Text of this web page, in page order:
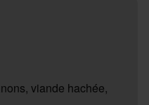
viande hachée,